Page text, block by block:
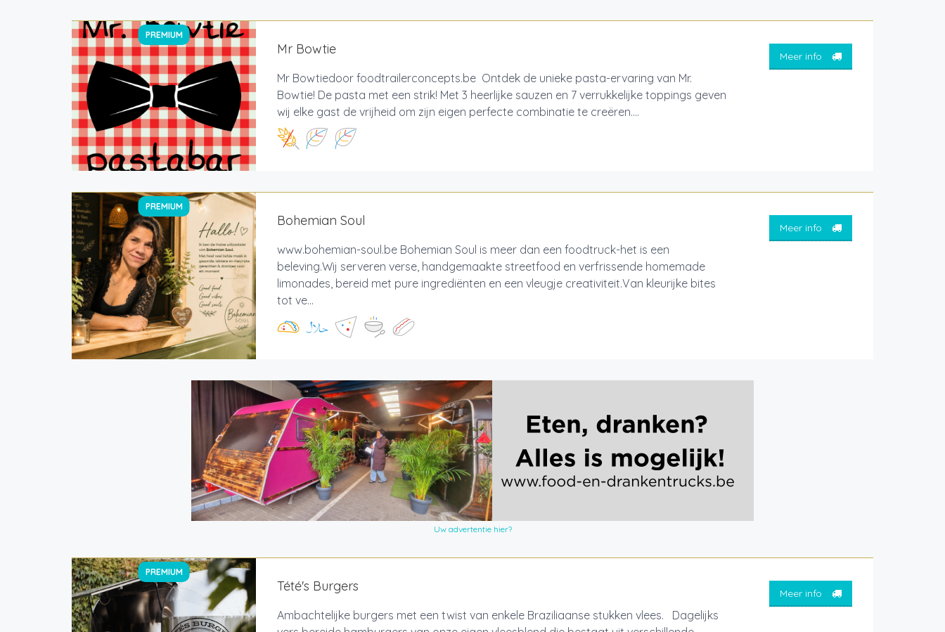
PREMIUM
Mr Bowtie
Mr Bowtiedoor foodtrailerconcepts.be Ontdek de unieke pasta-ervaring van Mr.
Bowtie! De pasta met een strik! Met 3 heerlijke sauzen en 7 verrukkelijke toppings geven
wij elke gast de vrijheid om zijn eigen perfecte combinatie te creëren....
Meer info
PREMIUM
Bohemian Soul
www.bohemian-soul.be Bohemian Soul is meer dan een foodtruck-het is een
beleving.Wij serveren verse, handgemaakte streetfood en verfrissende homemade
limonades, bereid met pure ingrediënten en een vleugje creativiteit.Van kleurijke bites
tot ve...
Meer info
Uw advertentie hier?
PREMIUM
Tété's Burgers
Ambachtelijke burgers met een twist van enkele Braziliaanse stukken vlees. Dagelijks
Meer info